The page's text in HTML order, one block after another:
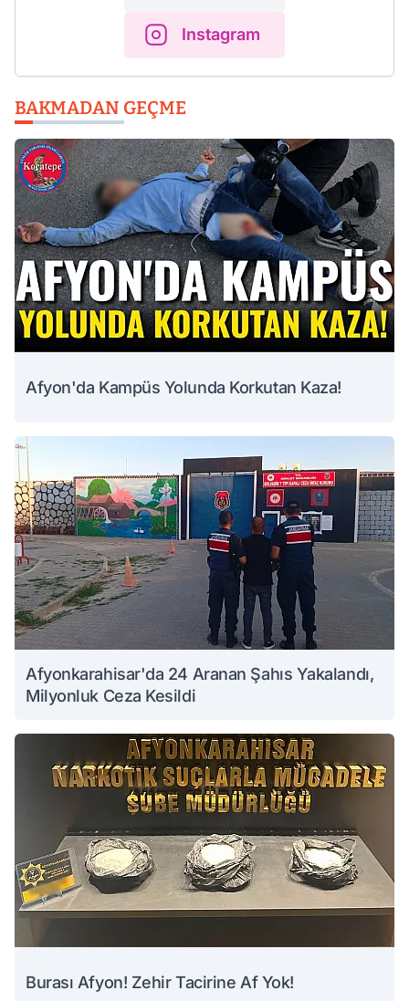
Instagram
BAKMADAN GEÇME
Afyon'da Kampüs Yolunda Korkutan Kaza!
Afyonkarahisar'da 24 Aranan Şahıs Yakalandı,
Milyonluk Ceza Kesildi
Burası Afyon! Zehir Tacirine Af Yok!